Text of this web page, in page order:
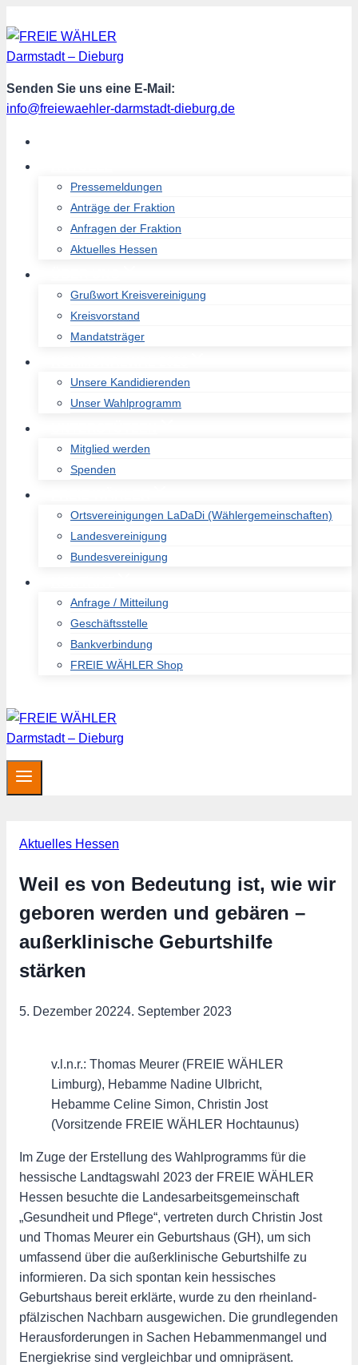
Inhalt
springen
Senden Sie uns eine E-Mail:
info@freiewaehler-darmstadt-dieburg.de
Pressemeldungen
Anträge der Fraktion
Anfragen der Fraktion
Aktuelles Hessen
Grußwort Kreisvereinigung
Kreisvorstand
Mandatsträger
Unsere Kandidierenden
Unser Wahlprogramm
Mitglied werden
Spenden
Ortsvereinigungen LaDaDi (Wählergemeinschaften)
Landesvereinigung
Bundesvereinigung
Anfrage / Mitteilung
Geschäftsstelle
Bankverbindung
FREIE WÄHLER Shop
Aktuelles Hessen
Weil es von Bedeutung ist, wie wir
geboren werden und gebären –
außerklinische Geburtshilfe
stärken
5. Dezember 20224. September 2023
v.l.n.r.: Thomas Meurer (FREIE WÄHLER
Limburg), Hebamme Nadine Ulbricht,
Hebamme Celine Simon, Christin Jost
(Vorsitzende FREIE WÄHLER Hochtaunus)
Im Zuge der Erstellung des Wahlprogramms für die
hessische Landtagswahl 2023 der FREIE WÄHLER
Hessen besuchte die Landesarbeitsgemeinschaft
„Gesundheit und Pflege“, vertreten durch Christin Jost
und Thomas Meurer ein Geburtshaus (GH), um sich
umfassend über die außerklinische Geburtshilfe zu
informieren. Da sich spontan kein hessisches
Geburtshaus bereit erklärte, wurde zu den rheinland-
pfälzischen Nachbarn ausgewichen. Die grundlegenden
Herausforderungen in Sachen Hebammenmangel und
Energiekrise sind vergleichbar und omnipräsent.